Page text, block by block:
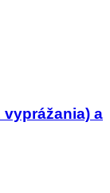
a